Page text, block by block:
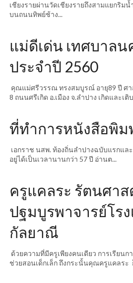
เชียงรายผ่านวัดเชียงรายถึงสามแยกริม
บนถนนทิพย์ช้าง...
แม่ดีเด่น เทศบาลน
ประจำปี 2560
คุณแม่ศรีวรรณ ทรงสมบูรณ์ อายุ89 ปี ศ
8 ถนนศรีเกิด อ.เมือง จ.ลำปาง เกิดและเ
ที่ทำการหนังสือพิม
เอกราช นสพ. ท้องถิ่นลำปางฉบับแรกแล
อยู่ได้เป็นเวลานานกว่า 57 ปี อ่านต...
ครูแคลระ รัตนศา
ปฐมบูรพาจารย์โร
กัลยาณี
ด้วยความที่มีครูเพียงคนเดียว การเรียนก
ช่วยสอนเด็กเล็ก ถึงกระนั้นคุณครูแคลระ